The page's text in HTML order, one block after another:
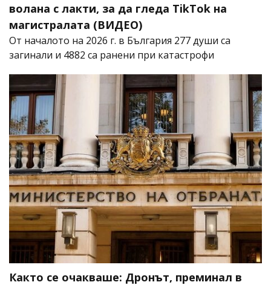
волана с лакти, за да гледа TikTok на
магистралата (ВИДЕО)
От началото на 2026 г. в България 277 души са
загинали и 4882 са ранени при катастрофи
Както се очакваше: Дронът, преминал в